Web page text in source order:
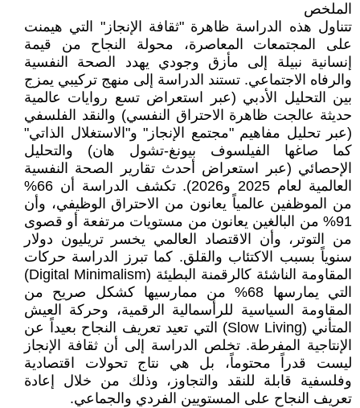
الملخص
تتناول هذه الدراسة ظاهرة "ثقافة الإنجاز" التي هيمنت
على المجتمعات المعاصرة، محولة النجاح من قيمة
إنسانية نبيلة إلى مأزق وجودي يهدد الصحة النفسية
والرفاه الاجتماعي. تستند الدراسة إلى منهج تركيبي يمزج
بين التحليل الأدبي (عبر استعراض تسع روايات عالمية
حديثة عالجت ظاهرة الاحتراق النفسي) والنقد الفلسفي
(عبر تحليل مفاهيم "مجتمع الإنجاز" و"الاستغلال الذاتي"
كما صاغها الفيلسوف بيونغ-تشول هان) والتحليل
الإحصائي (عبر استعراض أحدث تقارير الصحة النفسية
العالمية لعام 2025 و2026). تكشف الدراسة أن 66%
من الموظفين عالمياً يعانون من الاحتراق الوظيفي، وأن
91% من البالغين يعانون من مستويات مرتفعة أو قصوى
من التوتر، وأن الاقتصاد العالمي يخسر تريليون دولار
سنوياً بسبب الاكتئاب والقلق. كما تبرز الدراسة حركات
المقاومة الناشئة كالرقمنة البطيئة (Digital Minimalism)
التي يمارسها 68% من ممارسيها كشكل صريح من
المقاومة السياسية للرأسمالية الرقمية، وحركة العيش
المتأني (Slow Living) التي تعيد تعريف النجاح بعيداً عن
الإنتاجية المفرطة. تخلص الدراسة إلى أن ثقافة الإنجاز
ليست قدراً محتوماً، بل هي نتاج تحولات اقتصادية
وفلسفية قابلة للنقد والتجاوز، وذلك من خلال إعادة
تعريف النجاح على المستويين الفردي والجماعي.